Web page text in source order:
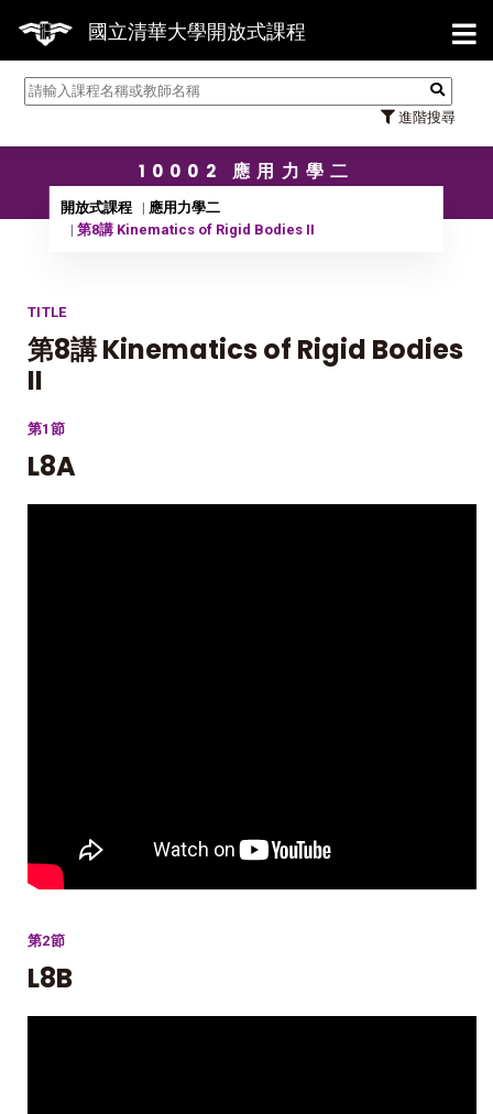
國立清華大學開放式課程
進階搜尋
【
10002 應用力學二
開放式課程
應用力學二
第8講 Kinematics of Rigid Bodies II
TITLE
第8講 Kinematics of Rigid Bodies
II
第1節
L8A
第2節
L8B